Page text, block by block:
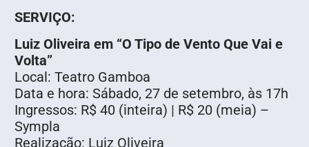
SERVIÇO:
Luiz Oliveira em “O Tipo de Vento Que Vai e
Volta”
Local: Teatro Gamboa
Data e hora: Sábado, 27 de setembro, às 17h
Ingressos: R$ 40 (inteira) | R$ 20 (meia) –
Sympla
Realização: Luiz Oliveira